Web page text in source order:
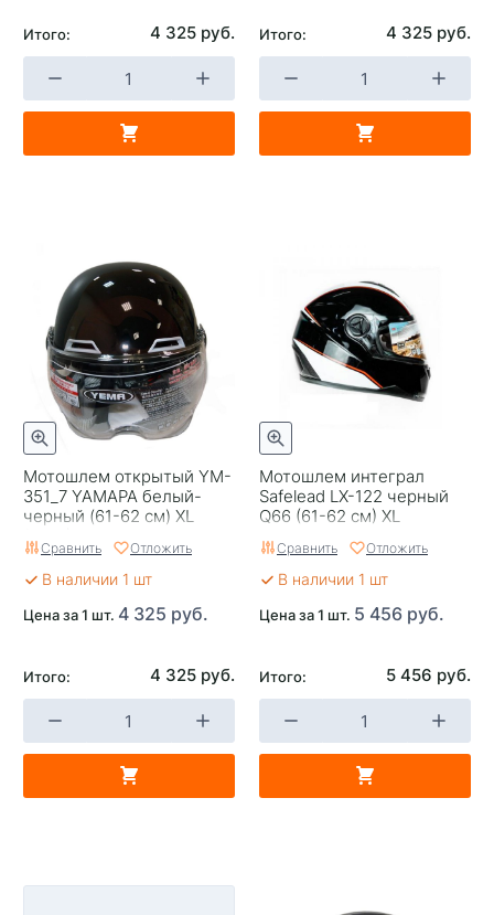
Итого: 4 325 руб. Итого: 4 325 руб.
Мотошлем открытый YM-
351_7 YAMAPA белый-
черный (61-62 см) XL
(NEW)
Сравнить Отложить
В наличии 1 шт
Цена за 1 шт. 4 325 руб.
Итого: 4 325 руб.
Мотошлем интеграл
Safelead LX-122 черный
Q66 (61-62 см) XL
Сравнить Отложить
В наличии 1 шт
Цена за 1 шт. 5 456 руб.
Итого: 5 456 руб.